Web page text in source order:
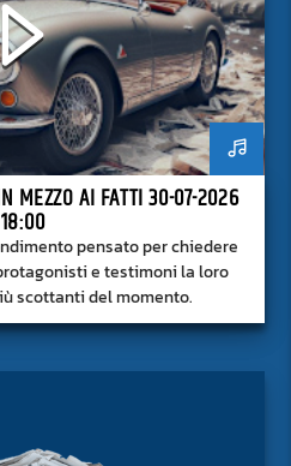
MEZZO AI FATTI 30-07-2026
18:00
pensato per chiedere
e testimoni la loro
scottanti del momento.